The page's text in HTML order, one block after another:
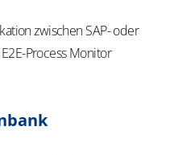
zwischen SAP- oder
Process Monitor